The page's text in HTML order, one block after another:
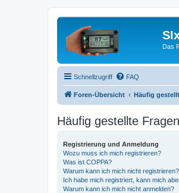
Das
Schnellzugriff FAQ
Foren-Übersicht Häufig
Häufig gestellte Fragen
Registrierung und Anmeldung
Wozu muss ich mich registrieren?
Was ist COPPA?
Warum kann ich mich nicht registrieren?
Ich habe mich registriert, kann mich
Warum kann ich mich nicht anmelden?